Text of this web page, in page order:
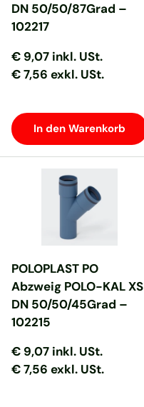
DN 50/50/87Grad –
102217
Normaler Preis
Normaler Preis
€ 9,07 inkl. USt.
€ 7,56 exkl. USt.
In den Warenkorb
POLOPLAST PO
Abzweig POLO-KAL XS
DN 50/50/45Grad –
102215
Normaler Preis
Normaler Preis
€ 9,07 inkl. USt.
€ 7,56 exkl. USt.